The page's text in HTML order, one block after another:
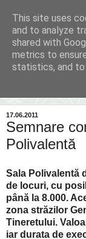
Inima
Din inima
17.06.2011
Semnare
Polivalentă
Sala Polivalentă
de locuri, cu
până la 8.000.
zona străzilor
Tineretului.
iar durata de
This site uses
and to analyze
shared with
metrics to
statistics, and to